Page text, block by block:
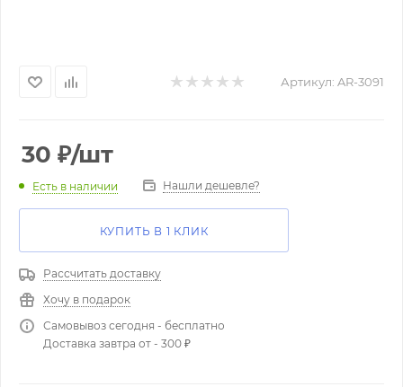
Артикул: AR-3091
30 ₽/шт
Есть в наличии Нашли дешевле?
КУПИТЬ В 1 КЛИК
Рассчитать доставку
Хочу в подарок
Самовывоз сегодня - бесплатно
Доставка завтра от - 300 ₽